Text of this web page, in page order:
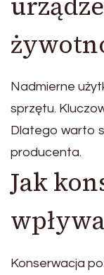
Nadmierne
sprzętu.
Dlatego warto
producenta.
Jak
Konserwacja